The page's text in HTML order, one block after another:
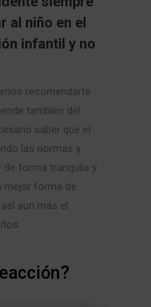
al niño en el
infantil y no
recomendarte
también del
saber que el
las normas y
de forma tranquila y
mejor forma de
aun más el